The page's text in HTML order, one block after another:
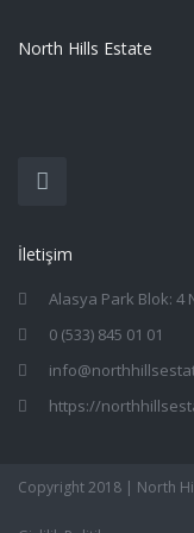
North Hills Estate
İletişim
Alasya Park Blok: 4
0 (533) 845 01 01
https://
Copyright 2018 | North